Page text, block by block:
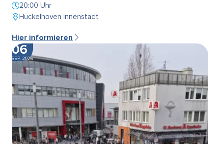
20:00 Uhr
Hückelhoven Innenstadt
Hier informieren
06
SEP. 2026